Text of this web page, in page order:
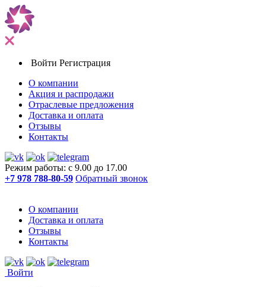
Войти Регистрация
О компании
Акция и распродажи
Отраслевые предложения
Доставка и оплата
Отзывы
Контакты
Режим работы: с 9.00 до 17.00
+7 978 788-80-59 Обратный звонок
О компании
Доставка и оплата
Отзывы
Контакты
Войти